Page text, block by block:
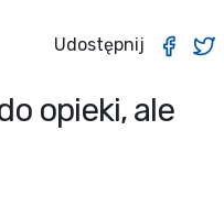
Udostępnij
opieki, ale